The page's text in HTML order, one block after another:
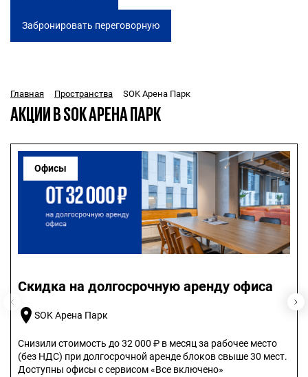
Забронировать переговорную
Главная Пространства SOK Арена Парк
АКЦИИ В SOK АРЕНА ПАРК
Офисы
Скидка на долгосрочную аренду офиса
SOK Арена Парк
Снизили стоимость до 32 000 ₽ в месяц за рабочее место
(без НДС) при долгосрочной аренде блоков свыше 30 мест.
Доступны офисы с сервисом «Все включено»